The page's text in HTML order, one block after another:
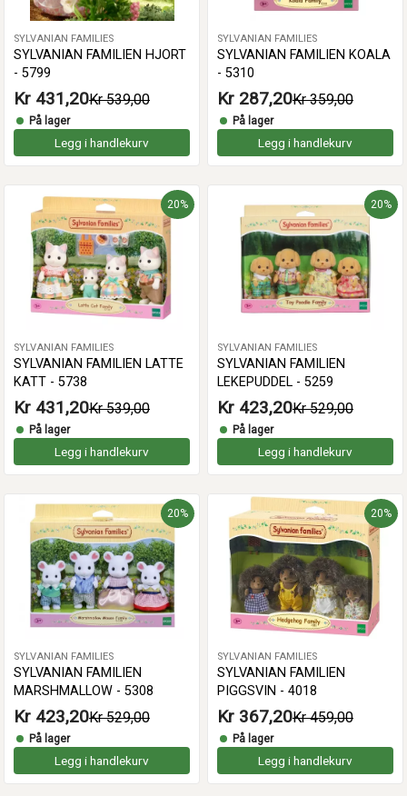
SYLVANIAN FAMILIES
SYLVANIAN FAMILIEN HJORT
- 5799
Kr 431,20Kr 539,00
På lager
Legg i handlekurv
SYLVANIAN FAMILIES
SYLVANIAN FAMILIEN KOALA
- 5310
Kr 287,20Kr 359,00
På lager
Legg i handlekurv
20%
SYLVANIAN FAMILIES
SYLVANIAN FAMILIEN LATTE
KATT - 5738
Kr 431,20Kr 539,00
På lager
Legg i handlekurv
20%
SYLVANIAN FAMILIES
SYLVANIAN FAMILIEN
LEKEPUDDEL - 5259
Kr 423,20Kr 529,00
På lager
Legg i handlekurv
20%
SYLVANIAN FAMILIES
SYLVANIAN FAMILIEN
MARSHMALLOW - 5308
Kr 423,20Kr 529,00
På lager
Legg i handlekurv
20%
SYLVANIAN FAMILIES
SYLVANIAN FAMILIEN
PIGGSVIN - 4018
Kr 367,20Kr 459,00
På lager
Legg i handlekurv